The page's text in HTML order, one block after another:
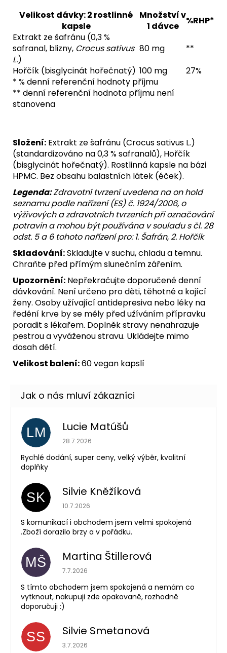
Velikost dávky: 2 rostlinné
kapsle
Množství v
1 dávce
%RHP*
Extrakt ze šafránu (0,3 %
safranal, blizny, Crocus sativus
L.)
80 mg
**
Hořčík (bisglycinát hořečnatý) 100 mg
27%
* % denní referenční hodnoty příjmu
** denní referenční hodnota příjmu není
stanovena
Složení: Extrakt ze šafránu (Crocus sativus L.)
(standardizováno na 0,3 % safranalů), Hořčík
(bisglycinát hořečnatý). Rostlinná kapsle na bázi
HPMC. Bez obsahu balastních látek (éček).
Legenda:Zdravotní tvrzení uvedena na on hold
seznamu podle nařízení (ES) č. 1924/2006, o
výživových a zdravotních tvrzeních při označování
potravin a mohou být používána v souladu s čl. 28
odst. 5 a 6 tohoto nařízení pro: 1. Šafrán, 2. Hořčík
Skladování:Skladujte v suchu, chladu a temnu.
Chraňte před přímým slunečním zářením.
Upozornění: Nepřekračujte doporučené denní
dávkování. Není určeno pro děti, těhotné a kojící
ženy. Osoby užívající antidepresiva nebo léky na
ředění krve by se měly před užíváním přípravku
poradit s lékařem. Doplněk stravy nenahrazuje
pestrou a vyváženou stravu. Ukládejte mimo
dosah dětí.
Velikost balení:60 vegan kapslí
LM Lucie Matúšů
Hodnocení obchodu je 5 z 5 hvězdiček.
28.7.2026
Rychlé dodání, super ceny, velký výběr, kvalitní
doplňky
SK Silvie Kněžíková
Hodnocení obchodu je 5 z 5 hvězdiček.
10.7.2026
S komunikací i obchodem jsem velmi spokojená
.Zboží dorazilo brzy a v pořádku.
MŠ Martina Štillerová
Hodnocení obchodu je 5 z 5 hvězdiček.
7.7.2026
S tímto obchodem jsem spokojená a nemám co
vytknout, nakupuji zde opakovaně, rozhodně
doporučuji :)
SS Silvie Smetanová
Hodnocení obchodu je 5 z 5 hvězdiček.
3.7.2026